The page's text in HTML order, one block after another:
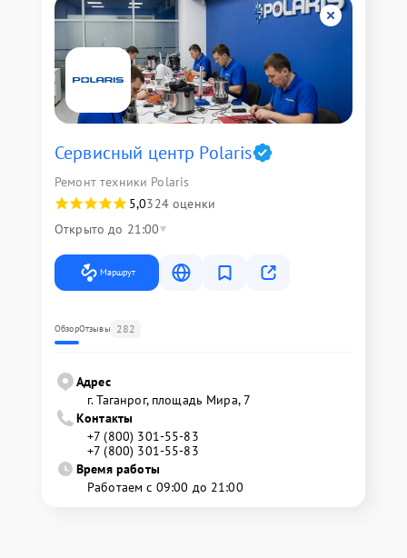
Сервисный центр Polaris
Ремонт техники Polaris
5,0324 оценки
Открыто до 21:00
Маршрут
ОбзорОтзывы 282
Адрес
г. Таганрог, площадь Мира, 7
Контакты
+7 (800) 301-55-83
+7 (800) 301-55-83
Время работы
Работаем с 09:00 до 21:00